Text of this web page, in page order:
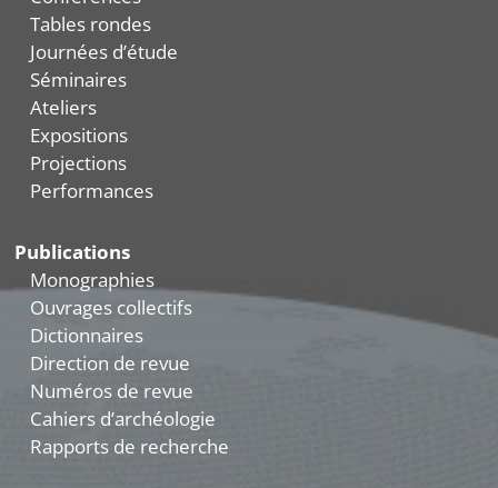
Tables rondes
Journées d’étude
Séminaires
Ateliers
Expositions
Projections
Performances
Publications
Monographies
Ouvrages collectifs
Dictionnaires
Direction de revue
Numéros de revue
Cahiers d’archéologie
Rapports de recherche